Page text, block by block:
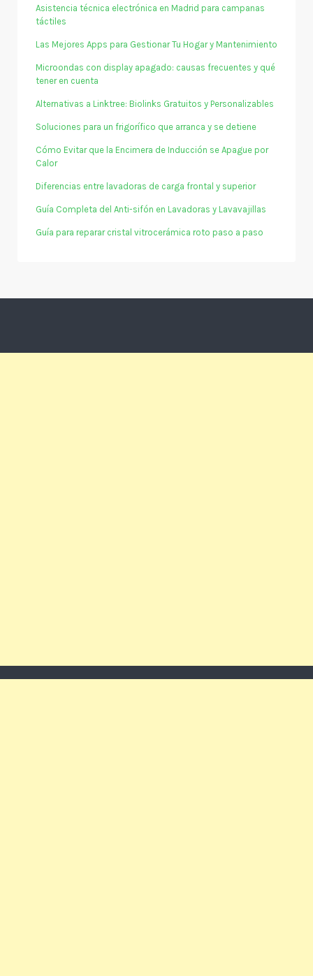
Asistencia técnica electrónica en Madrid para campanas
táctiles
Las Mejores Apps para Gestionar Tu Hogar y Mantenimiento
Microondas con display apagado: causas frecuentes y qué
tener en cuenta
Alternativas a Linktree: Biolinks Gratuitos y Personalizables
Soluciones para un frigorífico que arranca y se detiene
Cómo Evitar que la Encimera de Inducción se Apague por
Calor
Diferencias entre lavadoras de carga frontal y superior
Guía Completa del Anti-sifón en Lavadoras y Lavavajillas
Guía para reparar cristal vitrocerámica roto paso a paso